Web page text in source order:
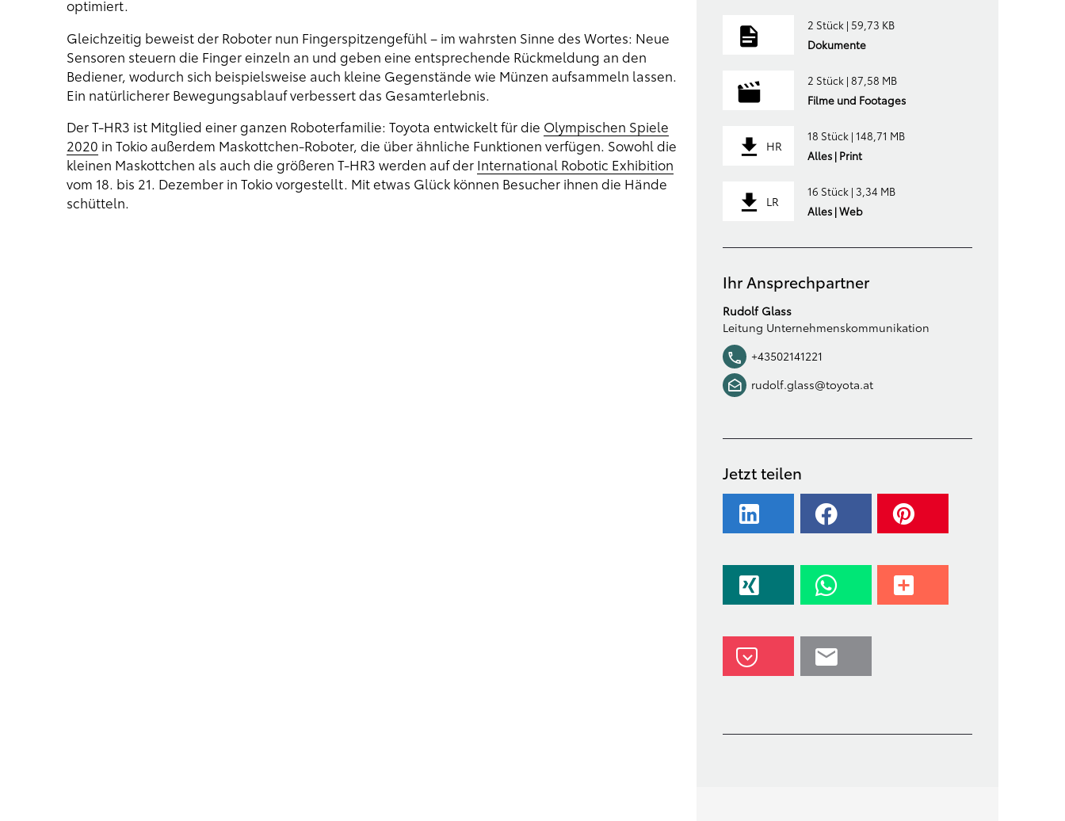
optimiert.
Gleichzeitig beweist der Roboter nun Fingerspitzengefühl – im wahrsten Sinne des Wortes: Neue
Sensoren steuern die Finger einzeln an und geben eine entsprechende Rückmeldung an den
Bediener, wodurch sich beispielsweise auch kleine Gegenstände wie Münzen aufsammeln lassen.
Ein natürlicherer Bewegungsablauf verbessert das Gesamterlebnis.
Der T-HR3 ist Mitglied einer ganzen Roboterfamilie: Toyota entwickelt für die Olympischen Spiele
2020 in Tokio außerdem Maskottchen-Roboter, die über ähnliche Funktionen verfügen. Sowohl die
kleinen Maskottchen als auch die größeren T-HR3 werden auf der International Robotic Exhibition
vom 18. bis 21. Dezember in Tokio vorgestellt. Mit etwas Glück können Besucher ihnen die Hände
schütteln.
2 Stück | 59,73 KB
Dokumente
2 Stück | 87,58 MB
Filme und Footages
HR
18 Stück | 148,71 MB
Alles | Print
LR
16 Stück | 3,34 MB
Alles | Web
Ihr Ansprechpartner
Rudolf Glass
Leitung Unternehmenskommunikation
+43502141221
rudolf.glass@toyota.at
Jetzt teilen